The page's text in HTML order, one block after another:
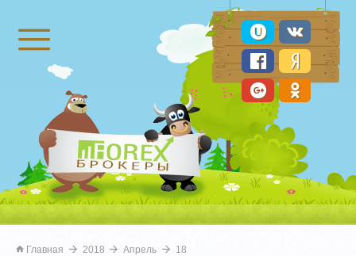
Брокеры Форекс
Главная 2018 Апрель 18